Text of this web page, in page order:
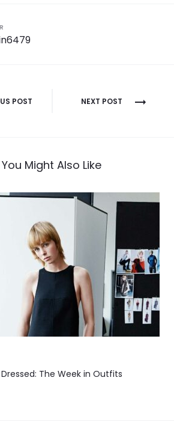
POST NEXT POST
You Might Also Like
The Week in Outfits